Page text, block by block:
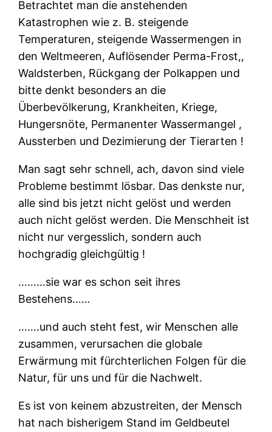
Betrachtet man die anstehenden
Katastrophen wie z. B. steigende
Temperaturen, steigende Wassermengen in
den Weltmeeren, Auflösender Perma-Frost,,
Waldsterben, Rückgang der Polkappen und
bitte denkt besonders an die
Überbevölkerung, Krankheiten, Kriege,
Hungersnöte, Permanenter Wassermangel ,
Aussterben und Dezimierung der Tierarten !
Man sagt sehr schnell, ach, davon sind viele
Probleme bestimmt lösbar. Das denkste nur,
alle sind bis jetzt nicht gelöst und werden
auch nicht gelöst werden. Die Menschheit ist
nicht nur vergesslich, sondern auch
hochgradig gleichgültig !
………sie war es schon seit ihres
Bestehens……
…….und auch steht fest, wir Menschen alle
zusammen, verursachen die globale
Erwärmung mit fürchterlichen Folgen für die
Natur, für uns und für die Nachwelt.
Es ist von keinem abzustreiten, der Mensch
hat nach bisherigem Stand im Geldbeutel